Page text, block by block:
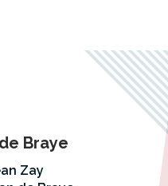
Braye
Zay